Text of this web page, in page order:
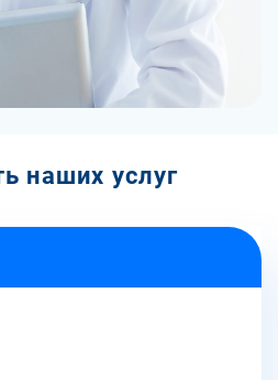
наших услуг